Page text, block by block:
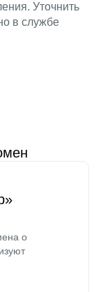
Уточнить
в службе
о